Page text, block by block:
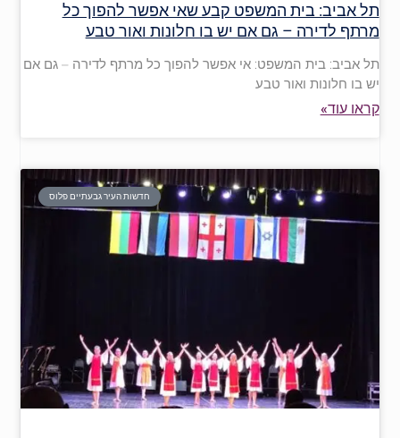
תל אביב: בית המשפט קבע שאי אפשר להפוך כל
מרתף לדירה – גם אם יש בו חלונות ואור טבע
תל אביב: בית המשפט: אי אפשר להפוך כל מרתף לדירה – גם אם
יש בו חלונות ואור טבע
קראו עוד»
חדשות העיר גבעתיים פלוס